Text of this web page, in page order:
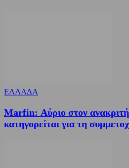
ΕΛΛΑΔΑ
Marfin: Αύριο στον
κατηγορείται για τη